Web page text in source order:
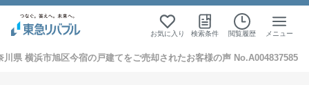
お気に入り 検索条件 閲覧履歴 メニュー
川県 横浜市旭区今宿の戸建てをご売却されたお客様の声 No.A004837585